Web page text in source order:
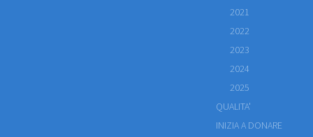
2021
2022
2023
2024
2025
QUALITA'
INIZIA A DONARE